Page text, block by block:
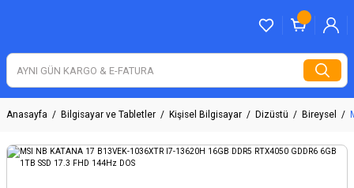
Anasayfa Bilgisayar ve Tabletler Kişisel Bilgisayar Dizüstü Bireysel